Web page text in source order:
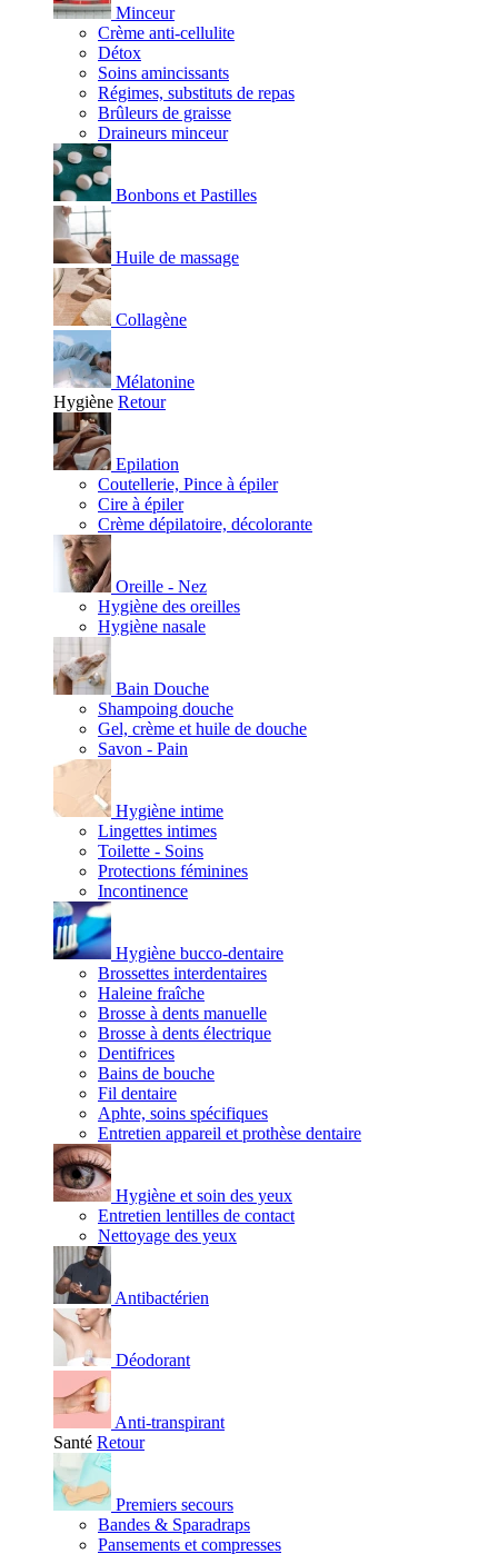
Minceur
Crème anti-cellulite
Détox
Soins amincissants
Régimes, substituts de repas
Brûleurs de graisse
Draineurs minceur
Bonbons et Pastilles
Huile de massage
Collagène
Mélatonine
Hygiène Retour
Epilation
Coutellerie, Pince à épiler
Cire à épiler
Crème dépilatoire, décolorante
Oreille - Nez
Hygiène des oreilles
Hygiène nasale
Bain Douche
Shampoing douche
Gel, crème et huile de douche
Savon - Pain
Hygiène intime
Lingettes intimes
Toilette - Soins
Protections féminines
Incontinence
Hygiène bucco-dentaire
Brossettes interdentaires
Haleine fraîche
Brosse à dents manuelle
Brosse à dents électrique
Dentifrices
Bains de bouche
Fil dentaire
Aphte, soins spécifiques
Entretien appareil et prothèse dentaire
Hygiène et soin des yeux
Entretien lentilles de contact
Nettoyage des yeux
Antibactérien
Déodorant
Anti-transpirant
Santé Retour
Premiers secours
Bandes & Sparadraps
Pansements et compresses